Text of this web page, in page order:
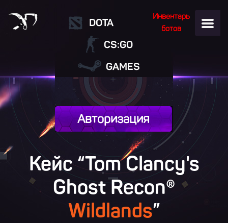
Инвентарь
ботов
DOTA
CS:GO
GAMES
Авторизация
Кейс “Tom Clancy's
Ghost Recon®
Wildlands”